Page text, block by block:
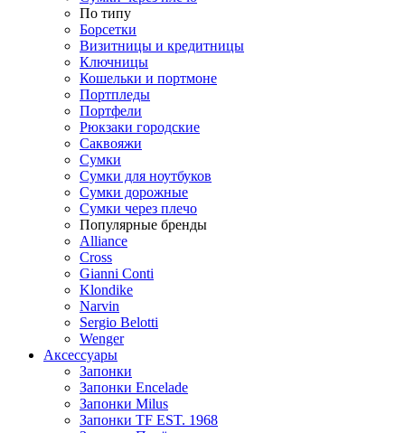
По типу
Борсетки
Визитницы и кредитницы
Ключницы
Кошельки и портмоне
Портпледы
Портфели
Рюкзаки городские
Саквояжи
Сумки
Сумки для ноутбуков
Сумки дорожные
Сумки через плечо
Популярные бренды
Alliance
Cross
Gianni Conti
Klondike
Narvin
Sergio Belotti
Wenger
Аксессуары
Запонки
Запонки Encelade
Запонки Milus
Запонки TF EST. 1968